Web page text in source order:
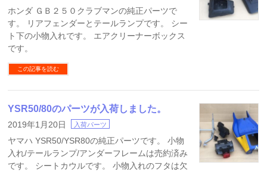
ホンダ ＧＢ２５０クラブマンの純正パーツで
す。 リアフェンダーとテールランプです。 シー
ト下の小物入れです。 エアクリーナーボックス
です。
この記事を読む
YSR50/80のパーツが入荷しました。
2019年1月20日 入荷パーツ
ヤマハ YSR50/YSR80の純正パーツです。 小物
入れ/テールランプ/アンダーフレームは売約済み
です。 シートカウルです。 小物入れのフタは欠